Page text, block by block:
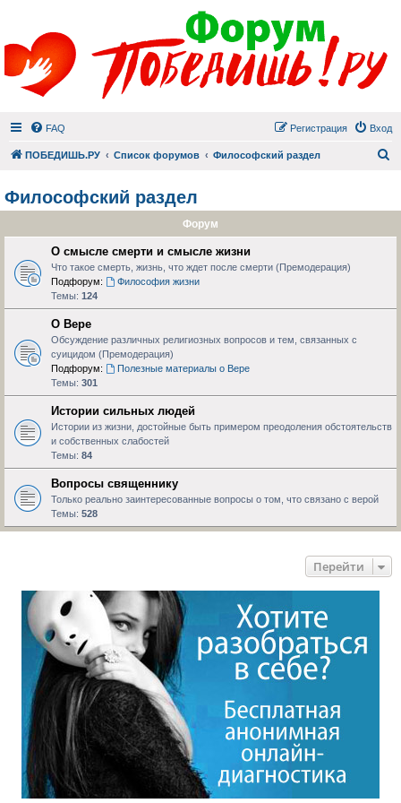
FAQ Вход
Регистрация
ПОБЕДИШЬ.РУ Список форумов Философский раздел
Философский раздел
Форум
О смысле смерти и смысле жизни
Что такое смерть, жизнь, что ждет после смерти (Премодерация)
Подфорум:
Философия жизни
Темы: 124
О Вере
Обсуждение различных религиозных вопросов и тем, связанных с
суицидом (Премодерация)
Подфорум:
Полезные материалы о Вере
Темы: 301
Истории сильных людей
Истории из жизни, достойные быть примером преодоления обстоятельств
и собственных слабостей
Темы: 84
Вопросы священнику
Только реально заинтересованные вопросы о том, что связано с верой
Темы: 528
Перейти